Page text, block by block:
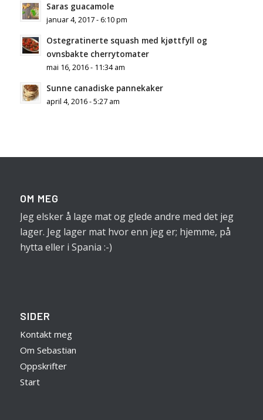
Saras guacamole
januar 4, 2017 - 6:10 pm
Ostegratinerte squash med kjøttfyll og
ovnsbakte cherrytomater
mai 16, 2016 - 11:34 am
Sunne canadiske pannekaker
april 4, 2016 - 5:27 am
OM MEG
Jeg elsker å lage mat og glede andre med det jeg
lager. Jeg lager mat hvor enn jeg er; hjemme, på
hytta eller i Spania :-)
SIDER
Kontakt meg
Om Sebastian
Oppskrifter
Start